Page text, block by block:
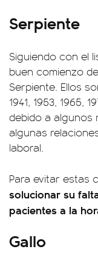
Serpiente
Siguiendo con el
buen comienzo
Serpiente. Ellos
1941, 1953, 1965,
debido a algunos
algunas
laboral.
Para evitar estas
solucionar su
pacientes a la
Gallo